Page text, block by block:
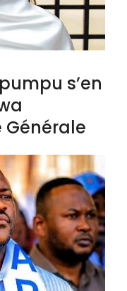
s’en
Générale